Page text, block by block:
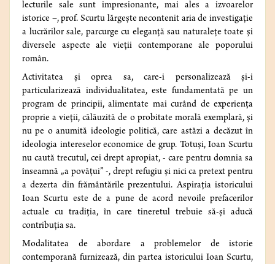
lecturile sale sunt impresionante, mai ales a izvoarelor
istorice –, prof. Scurtu lărgește necontenit aria de investigație
a lucrărilor sale, parcurge cu eleganță sau naturalețe toate și
diversele aspecte ale vieții contemporane ale poporului
român.
Activitatea și oprea sa, care-i personalizează și-i
particularizează individualitatea, este fundamentată pe un
program de principii, alimentate mai curând de experiența
proprie a vieții, călăuzită de o probitate morală exemplară, și
nu pe o anumită ideologie politică, care astăzi a decăzut în
ideologia intereselor economice de grup. Totuși, Ioan Scurtu
nu caută trecutul, cei drept apropiat, - care pentru domnia sa
înseamnă „a povățui” -, drept refugiu și nici ca pretext pentru
a dezerta din frământările prezentului. Aspirația istoricului
Ioan Scurtu este de a pune de acord nevoile prefacerilor
actuale cu tradiția, în care tineretul trebuie să-și aducă
contribuția sa.
Modalitatea de abordare a problemelor de istorie
contemporană furnizează, din partea istoricului Ioan Scurtu,